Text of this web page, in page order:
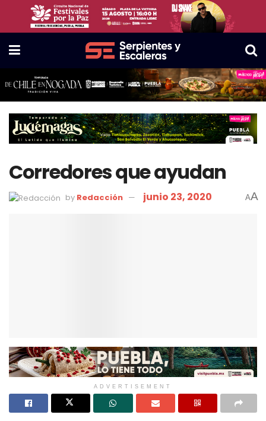
Corredores que ayudan
by Redacción junio 23, 2020 AA
ADVERTISEMENT